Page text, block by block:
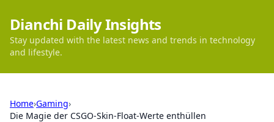
Dianchi Daily Insights
Stay updated with the latest news and trends in technology
and lifestyle.
Home›Gaming›
Die Magie der CSGO-Skin-Float-Werte enthüllen